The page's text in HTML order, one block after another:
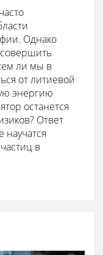
Однако
ли мы в
от литиевой
энергию
останется
Ответ
научатся
в